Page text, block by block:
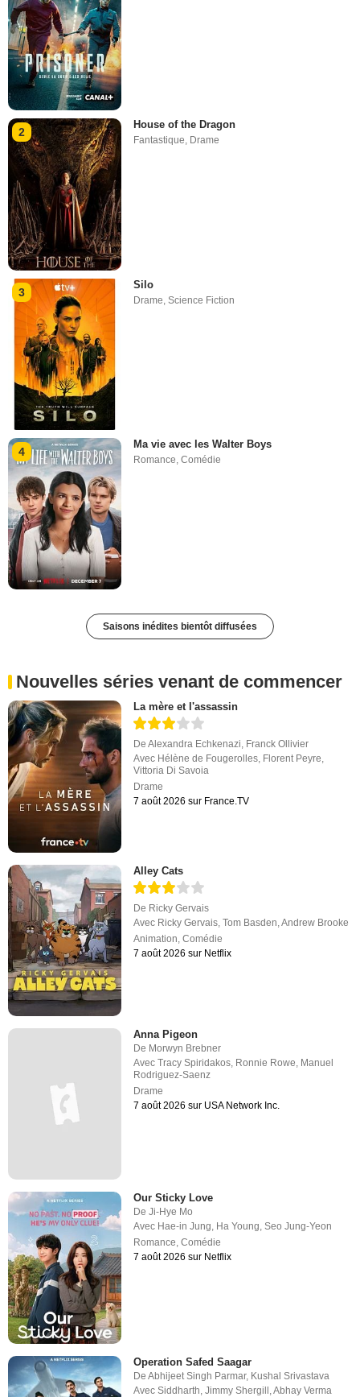
2
House of the Dragon
Fantastique, Drame
3
Silo
Drame ,Science Fiction
4
Ma vie avec les Walter Boys
Romance,Comédie
Saisons inédites bientôt diffusées
Nouvelles séries venant de commencer
La mère et l'assassin
DeAlexandra Echkenazi, Franck Ollivier
Avec Hélène de Fougerolles, Florent Peyre,
Vittoria Di Savoia
Drame
7 août 2026 sur France.TV
Alley Cats
De Ricky Gervais
Avec Ricky Gervais ,Tom Basden ,Andrew Brooke
Animation ,Comédie
7 août 2026 sur Netflix
Anna Pigeon
De Morwyn Brebner
AvecTracy Spiridakos, Ronnie Rowe, Manuel
Rodriguez-Saenz
Drame
7 août 2026 sur USA Network Inc.
Our Sticky Love
DeJi-Hye Mo
Avec Hae-in Jung, Ha Young,Seo Jung-Yeon
Romance,Comédie
7 août 2026 sur Netflix
Operation Safed Saagar
DeAbhijeet Singh Parmar, Kushal Srivastava
AvecSiddharth ,Jimmy Shergill ,Abhay Verma